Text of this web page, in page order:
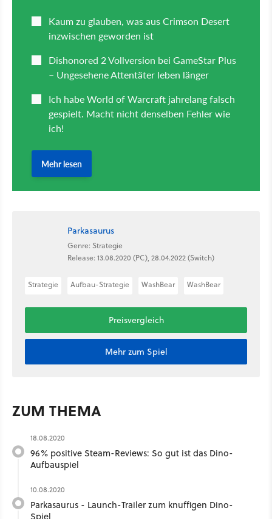
Parkasaurus
Genre: Strategie
Release: 13.08.2020 (PC), 28.04.2022 (Switch)
Strategie Aufbau-Strategie WashBear WashBear
Preisvergleich
Mehr zum Spiel
ZUM THEMA
18.08.2020
96% positive Steam-Reviews: So gut ist das Dino-
Aufbauspiel
10.08.2020
Parkasaurus - Launch-Trailer zum knuffigen Dino-
Spiel